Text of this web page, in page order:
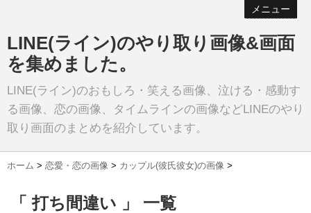
メニュー
LINE(ライン)のやり取り画像&画面
を集めました。
LINE(ライン)のおもしろ・笑える画像、泣ける・感動す
る画像、恋の画像、タイムラインの画像などLINEのやり
取り画面のまとめを紹介しています。
ホーム > 恋愛・恋の画像 > カップル(彼氏彼女)の画像 >
「 打ち間違い 」 一覧